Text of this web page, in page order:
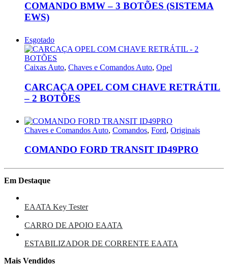
COMANDO BMW – 3 BOTÕES (SISTEMA
EWS)
Esgotado
Caixas Auto, Chaves e Comandos Auto, Opel
CARCAÇA OPEL COM CHAVE RETRÁTIL
– 2 BOTÕES
Chaves e Comandos Auto, Comandos, Ford, Originais
COMANDO FORD TRANSIT ID49PRO
Em Destaque
EAATA Key Tester
CARRO DE APOIO EAATA
ESTABILIZADOR DE CORRENTE EAATA
Mais Vendidos